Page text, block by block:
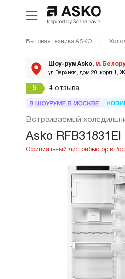
Техника для
Уход за бельем
Asko Professional
Аксессуары
Шоу-рум
Бытовая техника ASKO
Шоу-рум Asko, м.
ул.Верхняя, дом 20, корп.1,
5 4 отзыва
Встраиваемый
Asko RFB31831EI